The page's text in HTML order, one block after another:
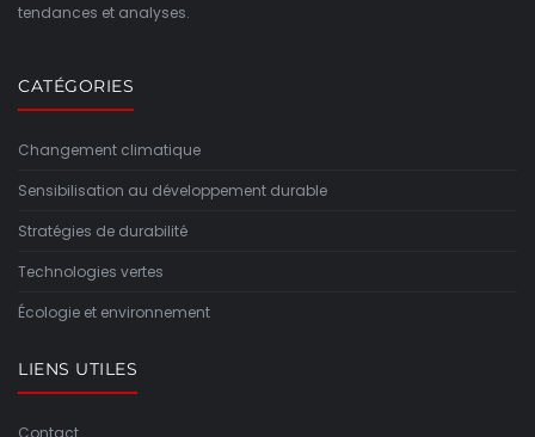
tendances et analyses.
CATÉGORIES
Changement climatique
Sensibilisation au développement durable
Stratégies de durabilité
Technologies vertes
Écologie et environnement
LIENS UTILES
Contact